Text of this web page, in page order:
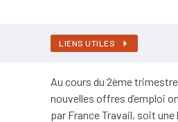
LIENS UTILES
Au cours du 2ème
nouvelles offres d’emploi
par France Travail, soit une